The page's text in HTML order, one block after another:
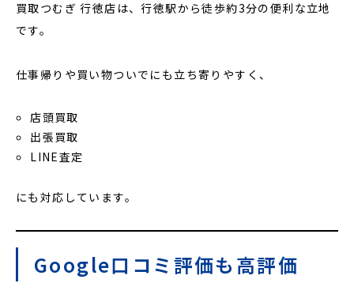
買取つむぎ 行徳店は、行徳駅から徒歩約3分の便利な立地
です。
仕事帰りや買い物ついでにも立ち寄りやすく、
店頭買取
出張買取
LINE査定
にも対応しています。
Google口コミ評価も高評価